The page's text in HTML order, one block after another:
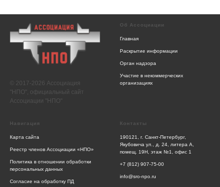
© 2017-2026 Ассоциация
"НПО", официальный сайт
Ассоциации "НПО"
Об Ассоциации
Главная
Раскрытие информации
Орган надзора
Участие в некоммерческих
организациях
Навигация
Карта сайта
Реестр членов Ассоциации «НПО»
Политика в отношении обработки
персональных данных
Согласие на обработку ПД
Контакты
190121, г. Санкт-Петербург,
Якубовича ул., д. 24, литера А,
помещ. 19Н, этаж №1, офис 1
+7 (812) 907-75-00
info@sro-npo.ru